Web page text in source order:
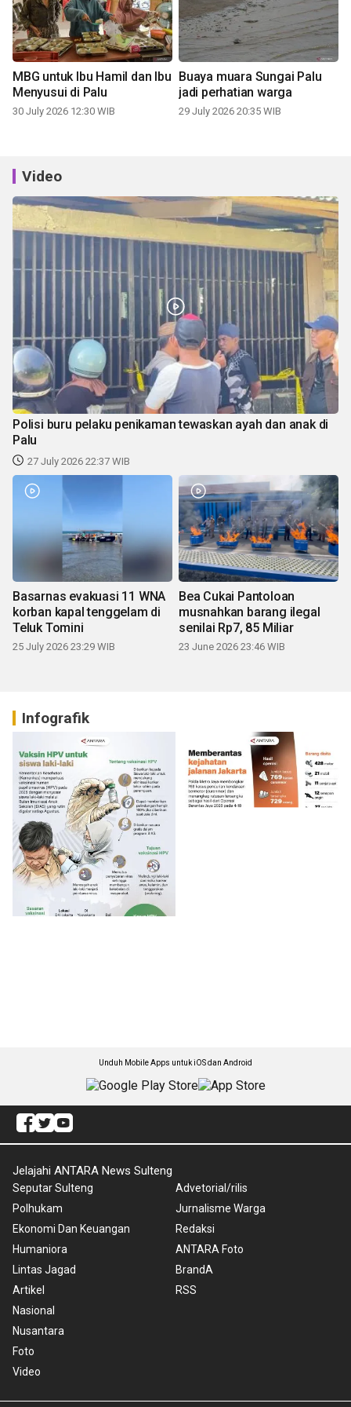
MBG untuk Ibu Hamil dan Ibu
Menyusui di Palu
30 July 2026 12:30 WIB
Buaya muara Sungai Palu
jadi perhatian warga
29 July 2026 20:35 WIB
Video
Polisi buru pelaku penikaman tewaskan ayah dan anak di
Palu
27 July 2026 22:37 WIB
Basarnas evakuasi 11 WNA
korban kapal tenggelam di
Teluk Tomini
25 July 2026 23:29 WIB
Bea Cukai Pantoloan
musnahkan barang ilegal
senilai Rp7, 85 Miliar
23 June 2026 23:46 WIB
Infografik
Unduh Mobile Apps untuk iOS dan Android
Jelajahi ANTARA News Sulteng
Seputar Sulteng
Polhukam
Ekonomi Dan Keuangan
Humaniora
Lintas Jagad
Artikel
Nasional
Nusantara
Foto
Video
Advetorial/rilis
Jurnalisme Warga
Redaksi
ANTARA Foto
BrandA
RSS